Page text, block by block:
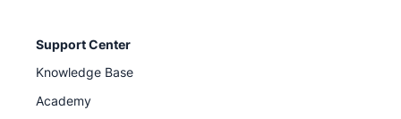
Support Center
Knowledge Base
Academy